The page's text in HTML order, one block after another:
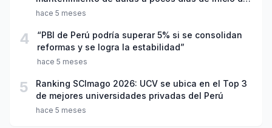
año escolar 2026
hace 5 meses
4
“PBI de Perú podría superar 5% si se consolidan
reformas y se logra la estabilidad”
hace 5 meses
5
Ranking SCImago 2026: UCV se ubica en el Top 3
de mejores universidades privadas del Perú
hace 5 meses